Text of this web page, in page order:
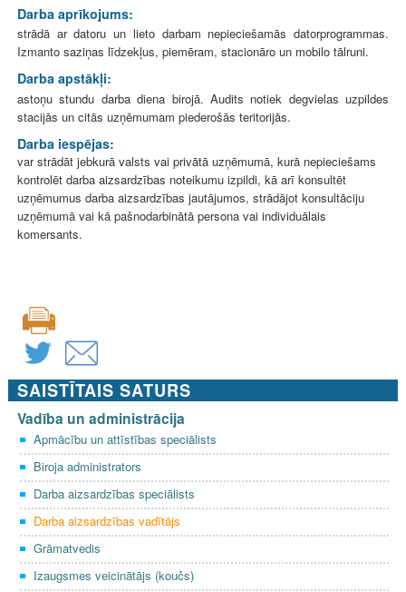
Darba aprīkojums:
strādā ar datoru un lieto darbam nepieciešamās datorprogrammas.
Izmanto saziņas līdzekļus, piemēram, stacionāro un mobilo tālruni.
Darba apstākļi:
astoņu stundu darba diena birojā. Audits notiek degvielas uzpildes
stacijās un citās uzņēmumam piederošās teritorijās.
Darba iespējas:
var strādāt jebkurā valsts vai privātā uzņēmumā, kurā nepieciešams
kontrolēt darba aizsardzības noteikumu izpildi, kā arī konsultēt
uzņēmumus darba aizsardzības jautājumos, strādājot konsultāciju
uzņēmumā vai kā pašnodarbinātā persona vai individuālais
komersants.
SAISTĪTAIS SATURS
Vadība un administrācija
Apmācību un attīstības speciālists
Biroja administrators
Darba aizsardzības speciālists
Darba aizsardzības vadītājs
Grāmatvedis
Izaugsmes veicinātājs (koučs)